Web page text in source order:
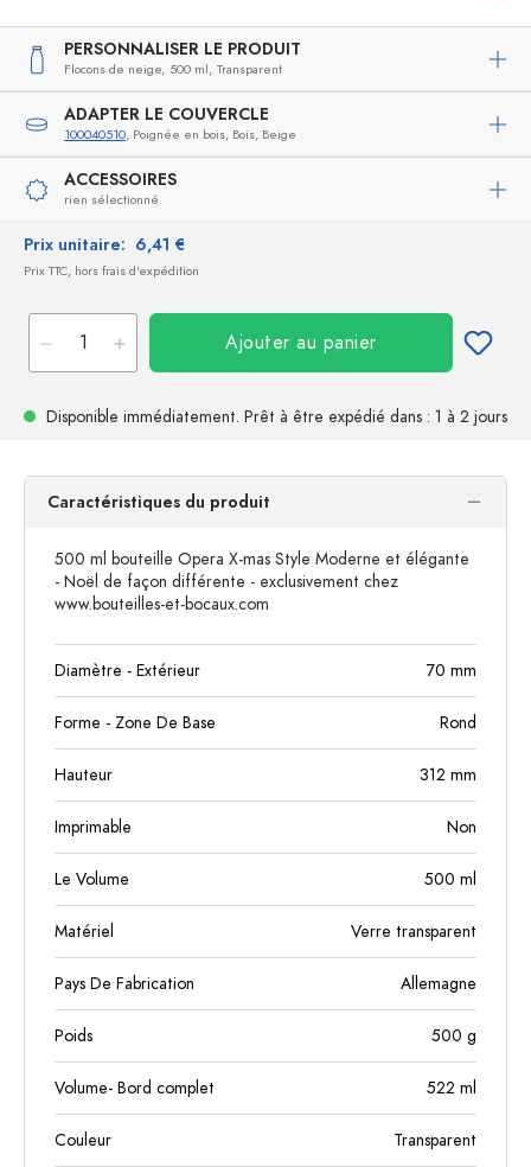
PERSONNALISER LE PRODUIT
Flocons de neige, 500 ml, Transparent
ADAPTER LE COUVERCLE
100040510, Poignée en bois, Bois, Beige
ACCESSOIRES
rien sélectionné
Prix unitaire: 6,41 €
Prix TTC, hors frais d'expédition
Ajouter au panier
Disponible immédiatement. Prêt à être expédié dans : 1 à 2 jours
Caractéristiques du produit
500 ml bouteille Opera X-mas Style Moderne et élégante
- Noël de façon différente - exclusivement chez
www.bouteilles-et-bocaux.com
Diamètre - Extérieur 70 mm
Forme - Zone De Base Rond
Hauteur 312 mm
Imprimable Non
Le Volume 500 ml
Matériel Verre transparent
Pays De Fabrication Allemagne
Poids 500 g
Volume- Bord complet 522 ml
Couleur Transparent